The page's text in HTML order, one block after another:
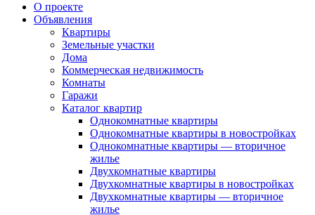
О проекте
Объявления
Квартиры
Земельные участки
Дома
Коммерческая недвижимость
Комнаты
Гаражи
Каталог квартир
Однокомнатные квартиры
Однокомнатные квартиры в новостройках
Однокомнатные квартиры — вторичное
жилье
Двухкомнатные квартиры
Двухкомнатные квартиры в новостройках
Двухкомнатные квартиры — вторичное
жилье